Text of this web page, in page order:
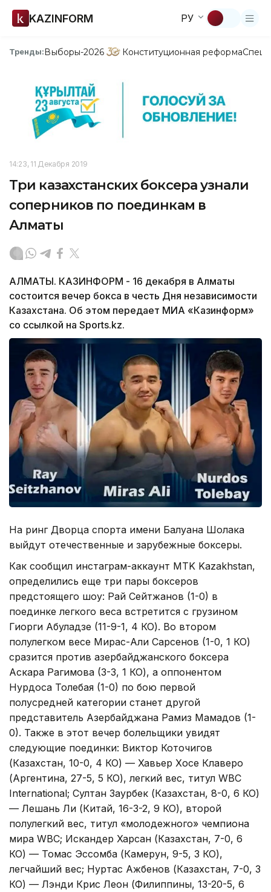
KAZINFORM РУ
Тренды:Выборы-2026 Конституционная реформа
14:23, 11 Декабря 2019
Три казахстанских боксера узнали
соперников по поединкам в
Алматы
АЛМАТЫ. КАЗИНФОРМ - 16 декабря в Алматы
состоится вечер бокса в честь Дня независимости
Казахстана. Об этом передает МИА «Казинформ»
со ссылкой на Sports.kz.
На ринг Дворца спорта имени Балуана Шолака
выйдут отечественные и зарубежные боксеры.
Как сообщил инстаграм-аккаунт MTK Kazakhstan,
определились еще три пары боксеров
предстоящего шоу: Рай Сейтжанов (1-0) в
поединке легкого веса встретится с грузином
Гиорги Абуладзе (11-9-1, 4 КО). Во втором
полулегком весе Мирас-Али Сарсенов (1-0, 1 КО)
сразится против азербайджанского боксера
Аскара Рагимова (3-3, 1 КО), а оппонентом
Нурдоса Толебая (1-0) по бою первой
полусредней категории станет другой
представитель Азербайджана Рамиз Мамадов (1-
0). Также в этот вечер болельщики увидят
следующие поединки: Виктор Коточигов
(Казахстан, 10-0, 4 КО) — Хавьер Хосе Клаверо
(Аргентина, 27-5, 5 КО), легкий вес, титул WBC
International; Султан Заурбек (Казахстан, 8-0, 6 КО)
— Лешань Ли (Китай, 16-3-2, 9 КО), второй
полулегкий вес, титул «молодежного» чемпиона
мира WBC; Искандер Харсан (Казахстан, 7-0, 6
КО) — Томас Эссомба (Камерун, 9-5, 3 КО),
легчайший вес; Нуртас Ажбенов (Казахстан, 7-0, 3
КО) — Лэнди Крис Леон (Филиппины, 13-20-5, 6